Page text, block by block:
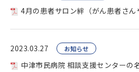
4月の患者サロン絆（がん患者さんや家族
2023.03.27 お知らせ
中津市民病院 相談支援センターの